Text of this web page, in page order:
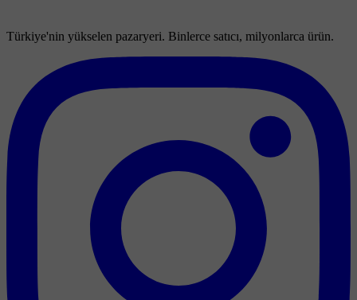
Türkiye'nin yükselen pazaryeri. Binlerce satıcı, milyonlarca ürün.